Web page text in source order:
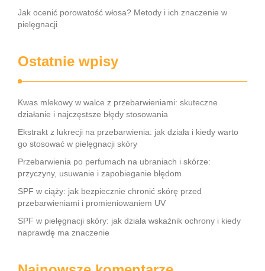
Jak ocenić porowatość włosa? Metody i ich znaczenie w
pielęgnacji
Ostatnie wpisy
Kwas mlekowy w walce z przebarwieniami: skuteczne
działanie i najczęstsze błędy stosowania
Ekstrakt z lukrecji na przebarwienia: jak działa i kiedy warto
go stosować w pielęgnacji skóry
Przebarwienia po perfumach na ubraniach i skórze:
przyczyny, usuwanie i zapobieganie błędom
SPF w ciąży: jak bezpiecznie chronić skórę przed
przebarwieniami i promieniowaniem UV
SPF w pielęgnacji skóry: jak działa wskaźnik ochrony i kiedy
naprawdę ma znaczenie